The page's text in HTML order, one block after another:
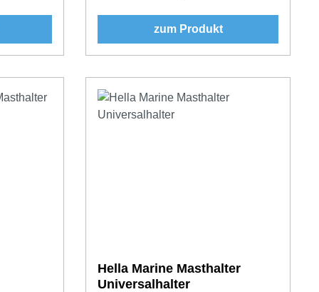
zum Produkt
Hella Marine Masthalter
Universalhalter